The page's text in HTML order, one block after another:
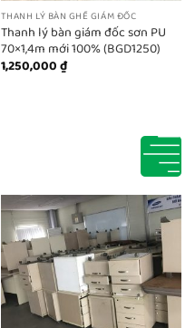
THANH LÝ BÀN GHẾ GIÁM ĐỐC
Thanh lý bàn giám đốc sơn PU
70×1,4m mới 100% (BGD1250)
1,250,000₫